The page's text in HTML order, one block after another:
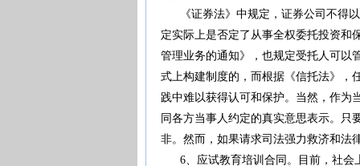
《证券法》中规定，证券公司不得以
定实际上是否定了从事全权委托投资和
管理业务的通知》，也规定受托人可以
式上构建制度的，而根据《信托法》，
践中难以获得认可和保护。当然，作为
同各方当事人约定的真实意思表示。只
非。然而，如果请求司法强力救济和法
6、应试教育培训合同。目前，社会